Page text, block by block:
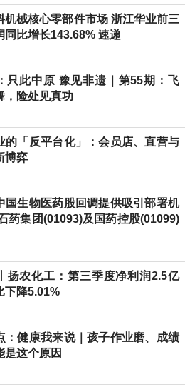
机械核心零部件市场 浙江华业前三
同比增长143.68% 速递
只此中原 豫见非遗｜第55期：飞
，险处见真功
的「反平台化」：会员店、直营与
博弈
国生物医药股回调提供吸引部署机
药集团(01093)及国药控股(01099)
扬农化工：第三季度净利润2.5亿
下降5.01%
：健康我来说｜孩子作业磨、成绩
是这个原因